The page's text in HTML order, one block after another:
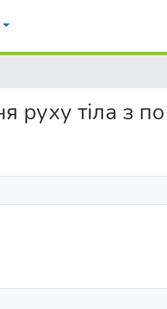
руху тіла з